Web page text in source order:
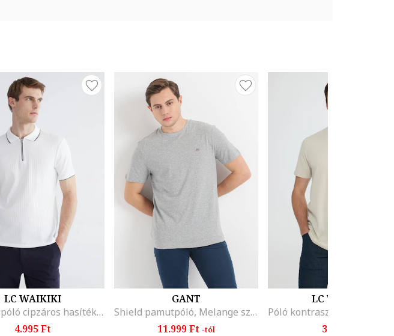
LC WAIKIKI
Galléros póló cipzáros hasítékkal, Fekete/Törtfehér
4.995 Ft
GANT
Shield pamutpóló, Melange szürke
11.999 Ft -tól
LC WAIKIKI
3.295 Ft